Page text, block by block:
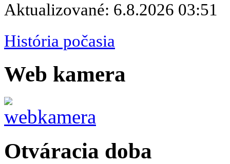
Aktualizované: 6.8.2026 03:51
História počasia
Web kamera
Otváracia doba